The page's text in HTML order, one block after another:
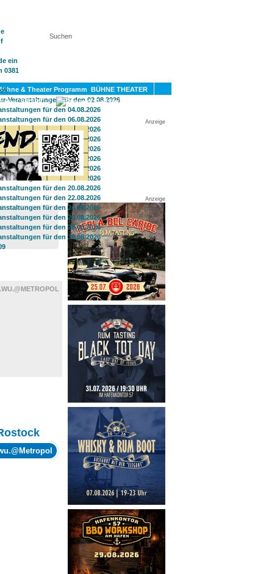
BÜHNE THEATER
SPORT
Anzeige
Anzeige